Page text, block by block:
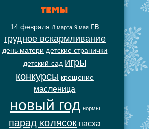
ТЕМЫ
14 февраля 8 марта 9 мая гв
грудное вскармливание
день матери детские странички
детский сад игры
конкурсы крещение
масленица
новый год нормы
парад колясок пасха